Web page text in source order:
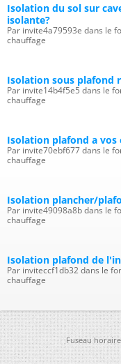
Isolation du sol sur
isolante?
Par invite4a79593e dans le
chauffage
Isolation sous plafond
Par invite14b4f5e5 dans le
chauffage
Isolation plafond a vos
Par invite70ebf677 dans le
chauffage
Isolation plancher/
Par invite49098a8b dans le
chauffage
Isolation plafond de
Par inviteccf1db32 dans le
chauffage
Fuseau